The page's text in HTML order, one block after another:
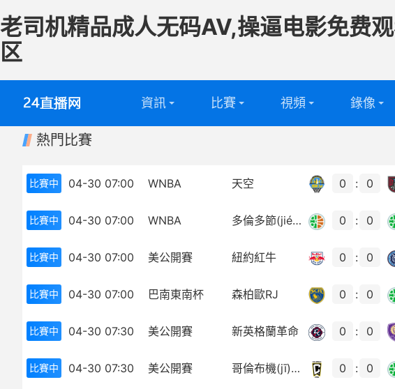
老司机精品成人无码AV,操逼电影免费
区
資訊
中超
歐冠
世界杯
比賽
法甲
中超
歐冠
視頻
籃球視頻
錄像
熱門比賽
比賽中 04-30 07:00 WNBA 天空 0 : 0
比賽中 04-30 07:00 WNBA 多倫多節(jié)奏 0 : 0
比賽中 04-30 07:00 美公開賽 紐約紅牛 0 : 0
比賽中 04-30 07:00 巴南東南杯 森柏歐RJ 0 : 0
比賽中 04-30 07:30 美公開賽 新英格蘭革命 0 : 0
比賽中 04-30 07:30 美公開賽 哥倫布機(jī)員 0 : 0